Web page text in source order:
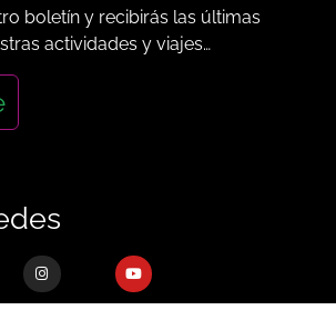
boletín y recibirás las últimas
actividades y viajes…